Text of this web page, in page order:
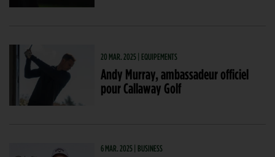
20 MAR. 2025 | EQUIPEMENTS
Andy Murray, ambassadeur officiel
pour Callaway Golf
6 MAR. 2025 | BUSINESS